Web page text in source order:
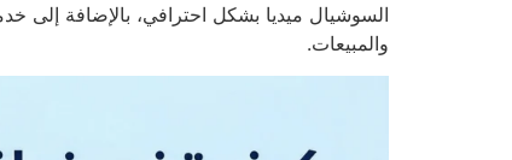
السوشيال ميديا بشكل احترافي، بالإضافة إلى
والمبيعات.